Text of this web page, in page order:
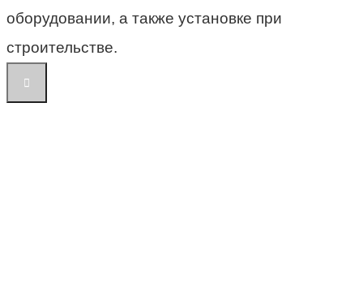
оборудовании, а также установке при
строительстве.